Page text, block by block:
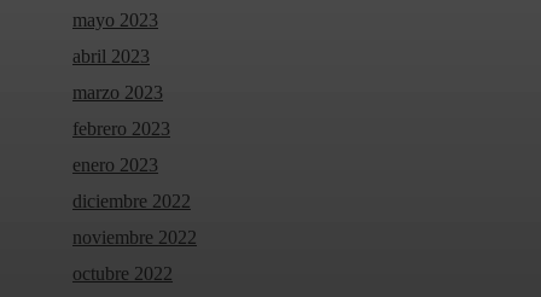
mayo 2023
abril 2023
marzo 2023
febrero 2023
enero 2023
diciembre 2022
noviembre 2022
octubre 2022